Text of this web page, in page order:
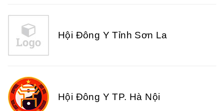
Hội Đông Y Tỉnh Sơn La
Hội Đông Y TP. Hà Nội